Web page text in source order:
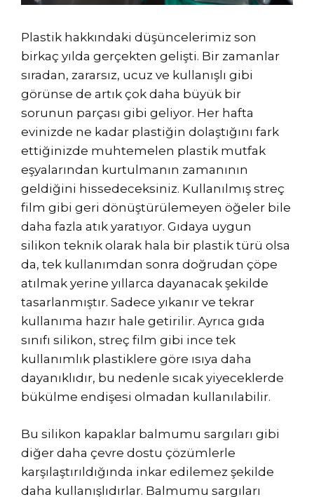
Plastik hakkındaki düşüncelerimiz son
birkaç yılda gerçekten gelişti. Bir zamanlar
sıradan, zararsız, ucuz ve kullanışlı gibi
görünse de artık çok daha büyük bir
sorunun parçası gibi geliyor. Her hafta
evinizde ne kadar plastiğin dolaştığını fark
ettiğinizde muhtemelen plastik mutfak
eşyalarından kurtulmanın zamanının
geldiğini hissedeceksiniz. Kullanılmış streç
film gibi geri dönüştürülemeyen öğeler bile
daha fazla atık yaratıyor. Gıdaya uygun
silikon teknik olarak hala bir plastik türü olsa
da, tek kullanımdan sonra doğrudan çöpe
atılmak yerine yıllarca dayanacak şekilde
tasarlanmıştır. Sadece yıkanır ve tekrar
kullanıma hazır hale getirilir. Ayrıca gıda
sınıfı silikon, streç film gibi ince tek
kullanımlık plastiklere göre ısıya daha
dayanıklıdır, bu nedenle sıcak yiyeceklerde
bükülme endişesi olmadan kullanılabilir.
Bu silikon kapaklar balmumu sargıları gibi
diğer daha çevre dostu çözümlerle
karşılaştırıldığında inkar edilemez şekilde
daha kullanışlıdırlar. Balmumu sargıları